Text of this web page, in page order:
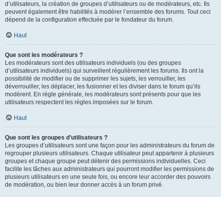
d’utilisateurs, la création de groupes d’utilisateurs ou de modérateurs, etc. Ils
peuvent également être habilités à modérer l’ensemble des forums. Tout ceci
dépend de la configuration effectuée par le fondateur du forum.
Haut
Que sont les modérateurs ?
Les modérateurs sont des utilisateurs individuels (ou des groupes
d’utilisateurs individuels) qui surveillent régulièrement les forums. Ils ont la
possibilité de modifier ou de supprimer les sujets, les verrouiller, les
déverrouiller, les déplacer, les fusionner et les diviser dans le forum qu’ils
modèrent. En règle générale, les modérateurs sont présents pour que les
utilisateurs respectent les règles imposées sur le forum.
Haut
Que sont les groupes d’utilisateurs ?
Les groupes d’utilisateurs sont une façon pour les administrateurs du forum de
regrouper plusieurs utilisateurs. Chaque utilisateur peut appartenir à plusieurs
groupes et chaque groupe peut détenir des permissions individuelles. Ceci
facilite les tâches aux administrateurs qui pourront modifier les permissions de
plusieurs utilisateurs en une seule fois, ou encore leur accorder des pouvoirs
de modération, ou bien leur donner accès à un forum privé.